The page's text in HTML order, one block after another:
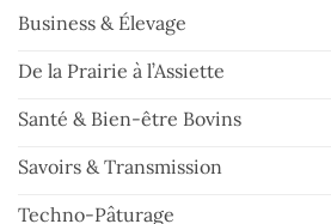
Business & Élevage
De la Prairie à l’Assiette
Santé & Bien-être Bovins
Savoirs & Transmission
Techno-Pâturage